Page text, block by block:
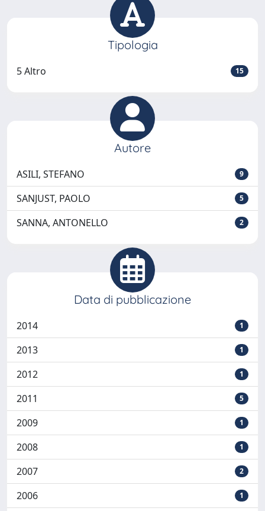
Tipologia
5 Altro 15
Autore
ASILI, STEFANO 9
SANJUST, PAOLO 5
SANNA, ANTONELLO 2
Data di pubblicazione
2014 1
2013 1
2012 1
2011 5
2009 1
2008 1
2007 2
2006 1